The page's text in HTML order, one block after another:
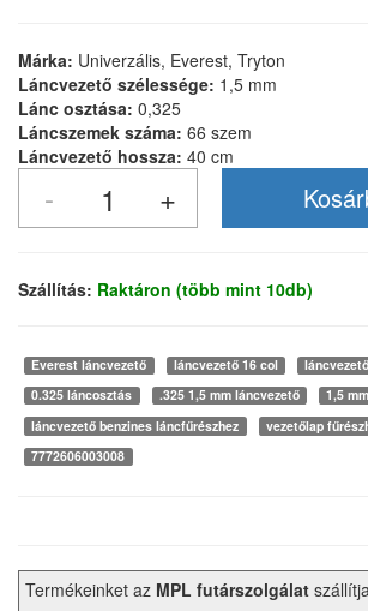
Márka: Univerzális, Everest, Tryton
Láncvezető szélessége: 1,5 mm
Lánc osztása: 0,325
Láncszemek száma: 66 szem
Láncvezető hossza: 40 cm
Szállítás: Raktáron (több mint 10db)
Everest láncvezető láncvezető 16 col
0.325 láncosztás
.325 1,5 mm láncvezető 1,5
láncvezető benzines láncfűrészhez
vezetőlap
7772606003008
Termékeinket az MPL futárszolgálat